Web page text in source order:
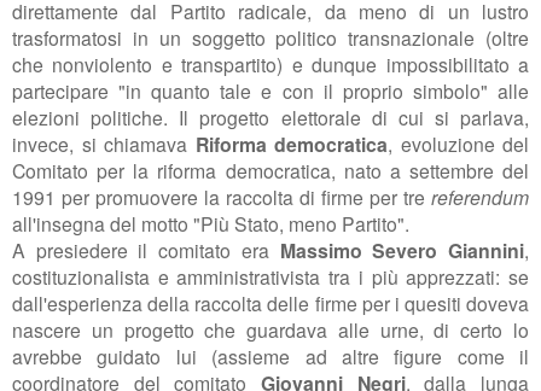
direttamente dal Partito radicale, da meno di un lustro
trasformatosi in un soggetto politico transnazionale (oltre
che nonviolento e transpartito) e dunque impossibilitato a
partecipare "in quanto tale e con il proprio simbolo" alle
elezioni politiche. Il progetto elettorale di cui si parlava,
invece, si chiamava Riforma democratica, evoluzione del
Comitato per la riforma democratica, nato a settembre del
1991 per promuovere la raccolta di firme per tre referendum
all'insegna del motto "Più Stato, meno Partito".
A presiedere il comitato era Massimo Severo Giannini,
costituzionalista e amministrativista tra i più apprezzati: se
dall'esperienza della raccolta delle firme per i quesiti doveva
nascere un progetto che guardava alle urne, di certo lo
avrebbe guidato lui (assieme ad altre figure come il
coordinatore del comitato Giovanni Negri, dalla lunga